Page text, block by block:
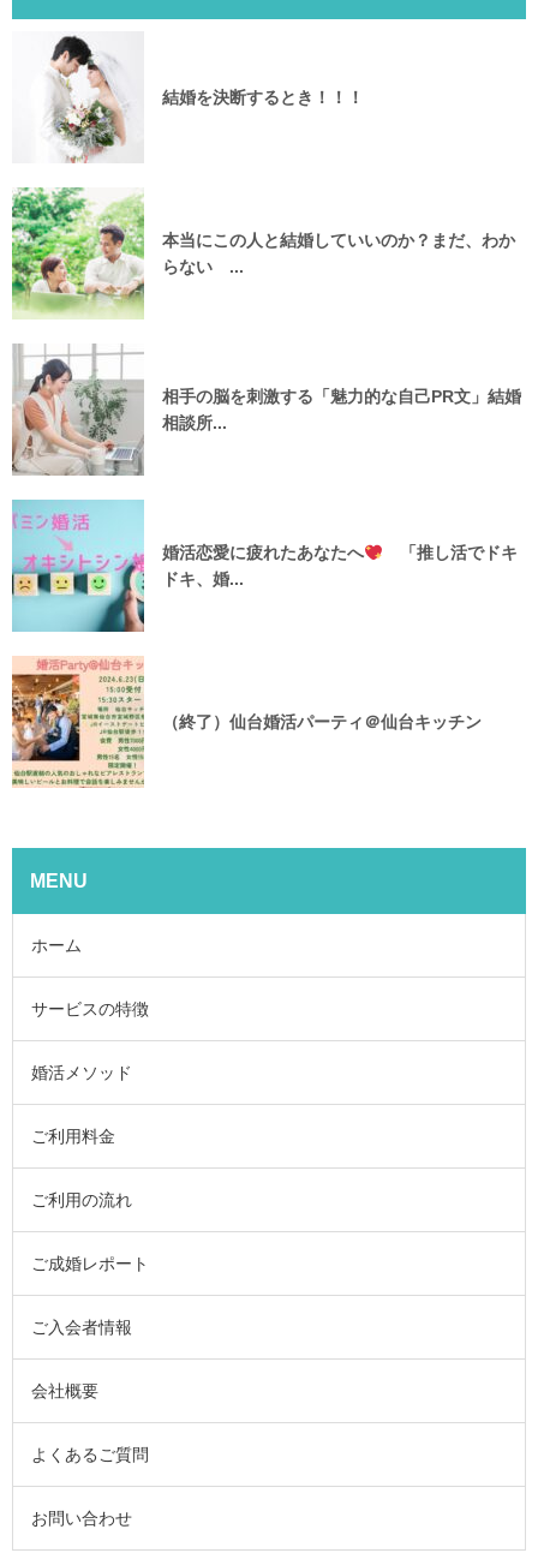
結婚を決断するとき！！！
本当にこの人と結婚していいのか？まだ、わか
らない ...
相手の脳を刺激する「魅力的な自己PR文」結婚
相談所...
婚活恋愛に疲れたあなたへ
「推し活でドキ
ドキ、婚...
（終了）仙台婚活パーティ＠仙台キッチン
MENU
ホーム
サービスの特徴
婚活メソッド
ご利用料金
ご利用の流れ
ご成婚レポート
ご入会者情報
会社概要
よくあるご質問
お問い合わせ